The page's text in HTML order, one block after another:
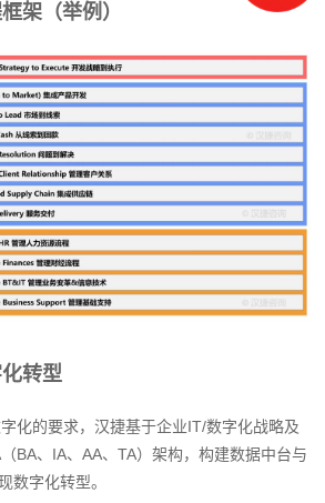
架（举例）
转型
化的要求，汉捷基于企业IT/数字化战略及
BA、IA、AA、TA）架构，构建数据中台与
数字化转型。